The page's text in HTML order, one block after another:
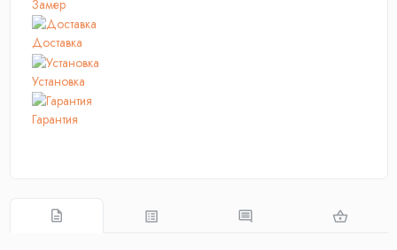
Замер
Доставка
Установка
Гарантия